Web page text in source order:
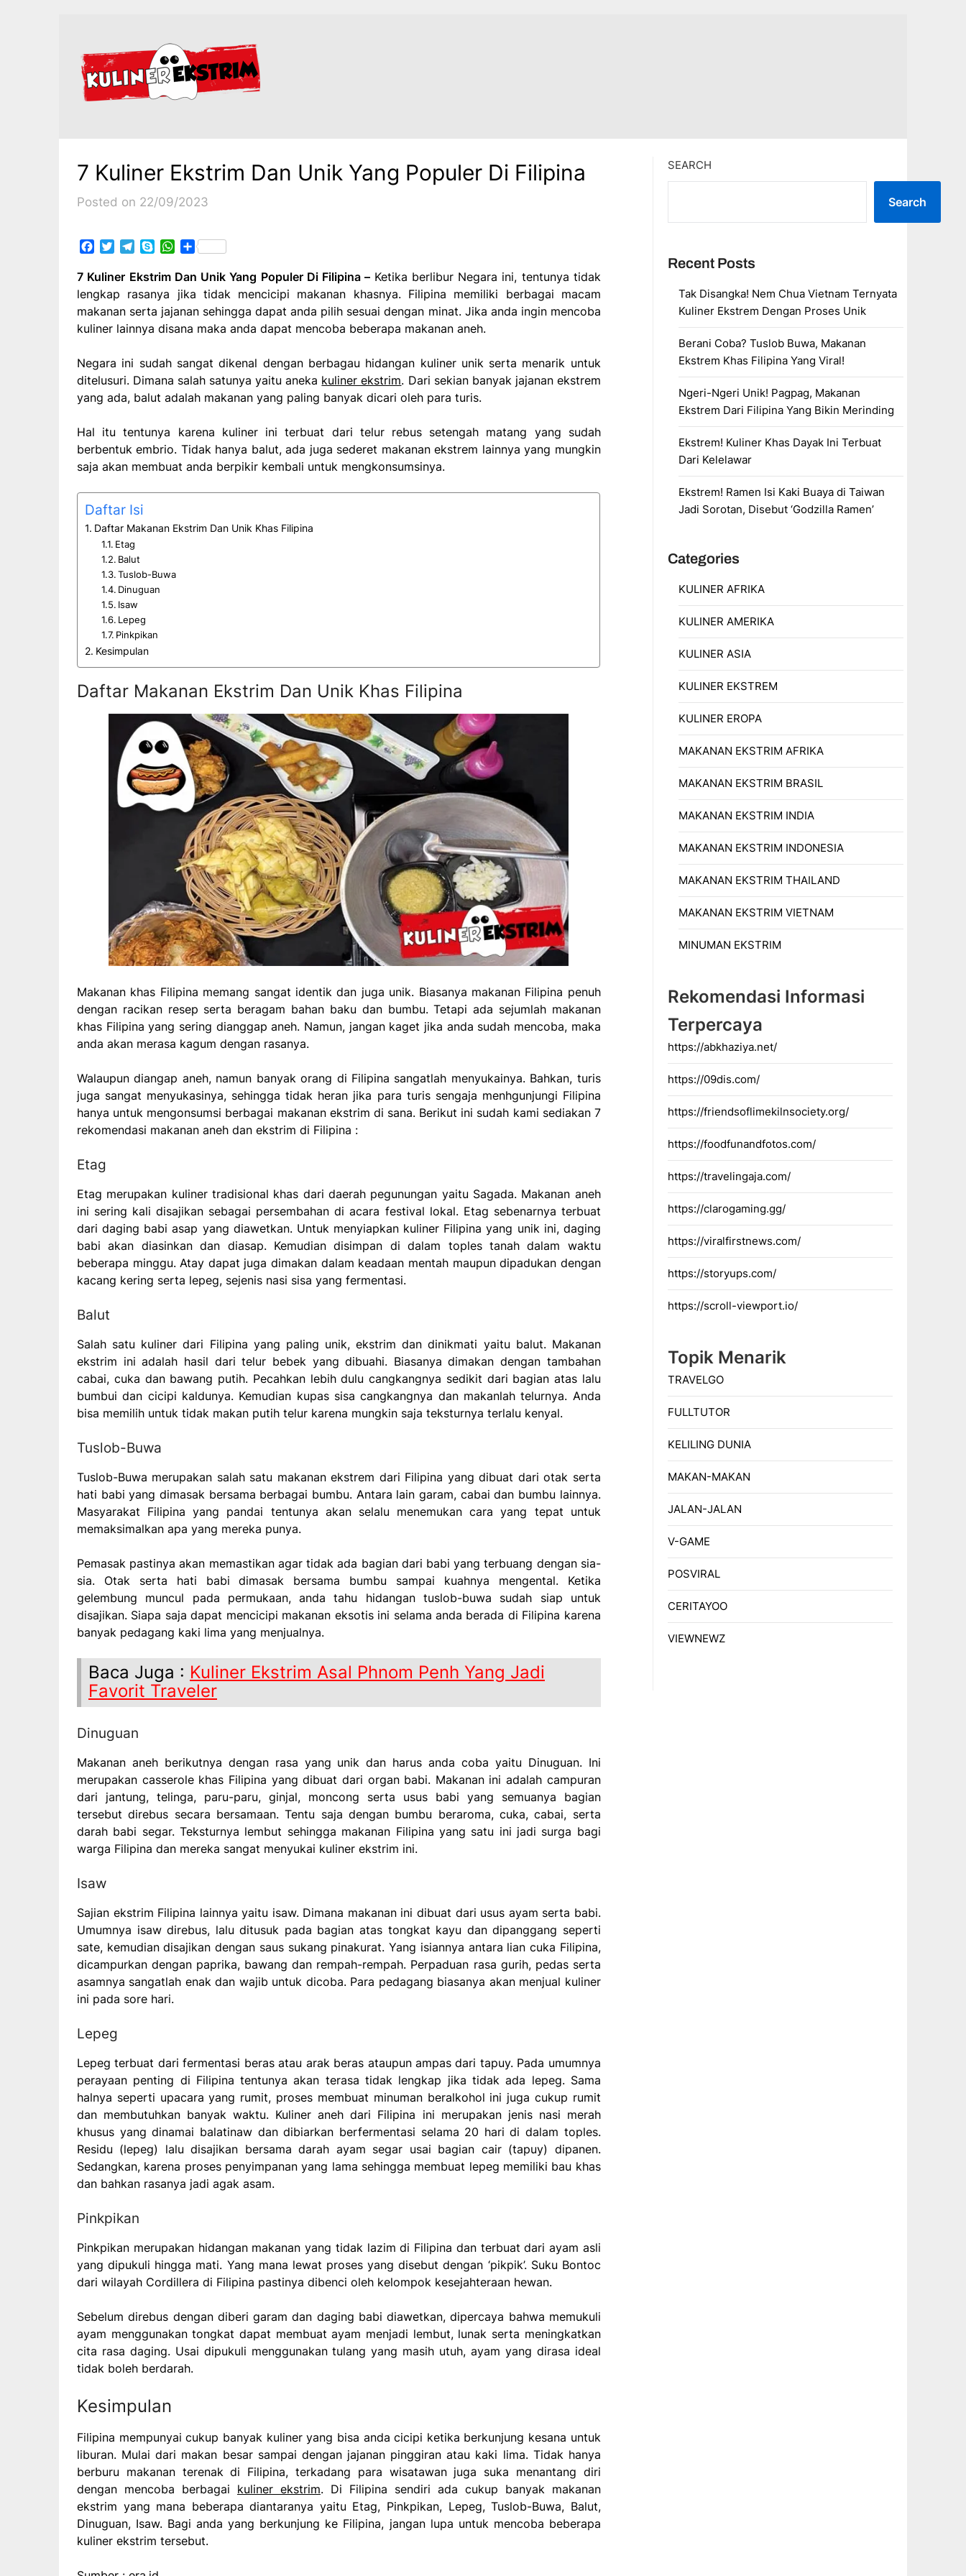
7 Kuliner Ekstrim Dan Unik Yang Populer Di Filipina
Posted on 22/09/2023
Facebook
TwitterTelegram
SkypeWhatsApp
Share
7 Kuliner Ekstrim Dan Unik Yang Populer Di Filipina – Ketika berlibur Negara ini, tentunya tidak
lengkap rasanya jika tidak mencicipi makanan khasnya. Filipina memiliki berbagai macam
makanan serta jajanan sehingga dapat anda pilih sesuai dengan minat. Jika anda ingin mencoba
kuliner lainnya disana maka anda dapat mencoba beberapa makanan aneh.
Negara ini sudah sangat dikenal dengan berbagau hidangan kuliner unik serta menarik untuk
ditelusuri. Dimana salah satunya yaitu aneka kuliner ekstrim. Dari sekian banyak jajanan ekstrem
yang ada, balut adalah makanan yang paling banyak dicari oleh para turis.
Hal itu tentunya karena kuliner ini terbuat dari telur rebus setengah matang yang sudah
berbentuk embrio. Tidak hanya balut, ada juga sederet makanan ekstrem lainnya yang mungkin
saja akan membuat anda berpikir kembali untuk mengkonsumsinya.
Daftar Isi
Daftar Makanan Ekstrim Dan Unik Khas Filipina
Etag
Balut
Tuslob-Buwa
Dinuguan
Isaw
Lepeg
Pinkpikan
Kesimpulan
Daftar Makanan Ekstrim Dan Unik Khas Filipina
Makanan khas Filipina memang sangat identik dan juga unik. Biasanya makanan Filipina penuh
dengan racikan resep serta beragam bahan baku dan bumbu. Tetapi ada sejumlah makanan
khas Filipina yang sering dianggap aneh. Namun, jangan kaget jika anda sudah mencoba, maka
anda akan merasa kagum dengan rasanya.
Walaupun diangap aneh, namun banyak orang di Filipina sangatlah menyukainya. Bahkan, turis
juga sangat menyukasinya, sehingga tidak heran jika para turis sengaja menhgunjungi Filipina
hanya untuk mengonsumsi berbagai makanan ekstrim di sana. Berikut ini sudah kami sediakan 7
rekomendasi makanan aneh dan ekstrim di Filipina :
Etag
Etag merupakan kuliner tradisional khas dari daerah pegunungan yaitu Sagada. Makanan aneh
ini sering kali disajikan sebagai persembahan di acara festival lokal. Etag sebenarnya terbuat
dari daging babi asap yang diawetkan. Untuk menyiapkan kuliner Filipina yang unik ini, daging
babi akan diasinkan dan diasap. Kemudian disimpan di dalam toples tanah dalam waktu
beberapa minggu. Atay dapat juga dimakan dalam keadaan mentah maupun dipadukan dengan
kacang kering serta lepeg, sejenis nasi sisa yang fermentasi.
Balut
Salah satu kuliner dari Filipina yang paling unik, ekstrim dan dinikmati yaitu balut. Makanan
ekstrim ini adalah hasil dari telur bebek yang dibuahi. Biasanya dimakan dengan tambahan
cabai, cuka dan bawang putih. Pecahkan lebih dulu cangkangnya sedikit dari bagian atas lalu
bumbui dan cicipi kaldunya. Kemudian kupas sisa cangkangnya dan makanlah telurnya. Anda
bisa memilih untuk tidak makan putih telur karena mungkin saja teksturnya terlalu kenyal.
Tuslob-Buwa
Tuslob-Buwa merupakan salah satu makanan ekstrem dari Filipina yang dibuat dari otak serta
hati babi yang dimasak bersama berbagai bumbu. Antara lain garam, cabai dan bumbu lainnya.
Masyarakat Filipina yang pandai tentunya akan selalu menemukan cara yang tepat untuk
memaksimalkan apa yang mereka punya.
Pemasak pastinya akan memastikan agar tidak ada bagian dari babi yang terbuang dengan sia-
sia. Otak serta hati babi dimasak bersama bumbu sampai kuahnya mengental. Ketika
gelembung muncul pada permukaan, anda tahu hidangan tuslob-buwa sudah siap untuk
disajikan. Siapa saja dapat mencicipi makanan eksotis ini selama anda berada di Filipina karena
banyak pedagang kaki lima yang menjualnya.
Baca Juga : Kuliner Ekstrim Asal Phnom Penh Yang Jadi
Favorit Traveler
Dinuguan
Makanan aneh berikutnya dengan rasa yang unik dan harus anda coba yaitu Dinuguan. Ini
merupakan casserole khas Filipina yang dibuat dari organ babi. Makanan ini adalah campuran
dari jantung, telinga, paru-paru, ginjal, moncong serta usus babi yang semuanya bagian
tersebut direbus secara bersamaan. Tentu saja dengan bumbu beraroma, cuka, cabai, serta
darah babi segar. Teksturnya lembut sehingga makanan Filipina yang satu ini jadi surga bagi
warga Filipina dan mereka sangat menyukai kuliner ekstrim ini.
Isaw
Sajian ekstrim Filipina lainnya yaitu isaw. Dimana makanan ini dibuat dari usus ayam serta babi.
Umumnya isaw direbus, lalu ditusuk pada bagian atas tongkat kayu dan dipanggang seperti
sate, kemudian disajikan dengan saus sukang pinakurat. Yang isiannya antara lian cuka Filipina,
dicampurkan dengan paprika, bawang dan rempah-rempah. Perpaduan rasa gurih, pedas serta
asamnya sangatlah enak dan wajib untuk dicoba. Para pedagang biasanya akan menjual kuliner
ini pada sore hari.
Lepeg
Lepeg terbuat dari fermentasi beras atau arak beras ataupun ampas dari tapuy. Pada umumnya
perayaan penting di Filipina tentunya akan terasa tidak lengkap jika tidak ada lepeg. Sama
halnya seperti upacara yang rumit, proses membuat minuman beralkohol ini juga cukup rumit
dan membutuhkan banyak waktu. Kuliner aneh dari Filipina ini merupakan jenis nasi merah
khusus yang dinamai balatinaw dan dibiarkan berfermentasi selama 20 hari di dalam toples.
Residu (lepeg) lalu disajikan bersama darah ayam segar usai bagian cair (tapuy) dipanen.
Sedangkan, karena proses penyimpanan yang lama sehingga membuat lepeg memiliki bau khas
dan bahkan rasanya jadi agak asam.
Pinkpikan
Pinkpikan merupakan hidangan makanan yang tidak lazim di Filipina dan terbuat dari ayam asli
yang dipukuli hingga mati. Yang mana lewat proses yang disebut dengan ‘pikpik’. Suku Bontoc
dari wilayah Cordillera di Filipina pastinya dibenci oleh kelompok kesejahteraan hewan.
Sebelum direbus dengan diberi garam dan daging babi diawetkan, dipercaya bahwa memukuli
ayam menggunakan tongkat dapat membuat ayam menjadi lembut, lunak serta meningkatkan
cita rasa daging. Usai dipukuli menggunakan tulang yang masih utuh, ayam yang dirasa ideal
tidak boleh berdarah.
Kesimpulan
Filipina mempunyai cukup banyak kuliner yang bisa anda cicipi ketika berkunjung kesana untuk
liburan. Mulai dari makan besar sampai dengan jajanan pinggiran atau kaki lima. Tidak hanya
berburu makanan terenak di Filipina, terkadang para wisatawan juga suka menantang diri
dengan mencoba berbagai kuliner ekstrim. Di Filipina sendiri ada cukup banyak makanan
ekstrim yang mana beberapa diantaranya yaitu Etag, Pinkpikan, Lepeg, Tuslob-Buwa, Balut,
Dinuguan, Isaw. Bagi anda yang berkunjung ke Filipina, jangan lupa untuk mencoba beberapa
kuliner ekstrim tersebut.
SEARCH
Search
Recent Posts
Tak Disangka! Nem Chua Vietnam Ternyata
Kuliner Ekstrem Dengan Proses Unik
Berani Coba? Tuslob Buwa, Makanan
Ekstrem Khas Filipina Yang Viral!
Ngeri-Ngeri Unik! Pagpag, Makanan
Ekstrem Dari Filipina Yang Bikin Merinding
Ekstrem! Kuliner Khas Dayak Ini Terbuat
Dari Kelelawar
Ekstrem! Ramen Isi Kaki Buaya di Taiwan
Jadi Sorotan, Disebut ‘Godzilla Ramen’
Categories
KULINER AFRIKA
KULINER AMERIKA
KULINER ASIA
KULINER EKSTREM
KULINER EROPA
MAKANAN EKSTRIM AFRIKA
MAKANAN EKSTRIM BRASIL
MAKANAN EKSTRIM INDIA
MAKANAN EKSTRIM INDONESIA
MAKANAN EKSTRIM THAILAND
MAKANAN EKSTRIM VIETNAM
MINUMAN EKSTRIM
Rekomendasi Informasi
Terpercaya
https://abkhaziya.net/
https://09dis.com/
https://friendsoflimekilnsociety.org/
https://foodfunandfotos.com/
https://travelingaja.com/
https://clarogaming.gg/
https://viralfirstnews.com/
https://storyups.com/
https://scroll-viewport.io/
Topik Menarik
TRAVELGO
FULLTUTOR
KELILING DUNIA
MAKAN-MAKAN
JALAN-JALAN
V-GAME
POSVIRAL
CERITAYOO
VIEWNEWZ